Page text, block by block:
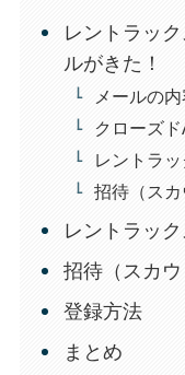
レントラッ
ルがきた！
メールの内
クローズ
レントラ
招待（ス
レントラッ
招待（スカ
登録方法
まとめ